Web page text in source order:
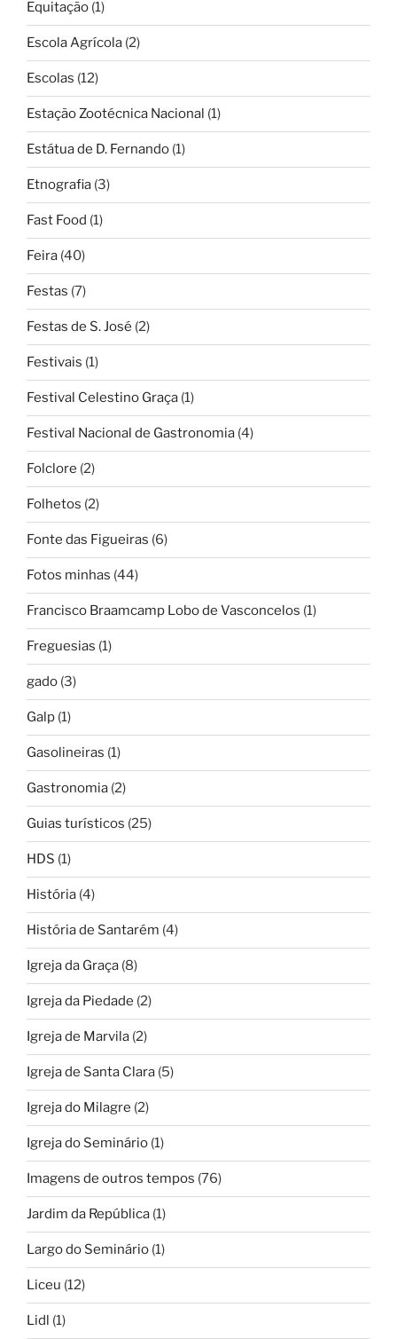
Equitação (1)
Escola Agrícola (2)
Escolas (12)
Estação Zootécnica Nacional (1)
Estátua de D. Fernando (1)
Etnografia (3)
Fast Food (1)
Feira (40)
Festas (7)
Festas de S. José (2)
Festivais (1)
Festival Celestino Graça (1)
Festival Nacional de Gastronomia (4)
Folclore (2)
Folhetos (2)
Fonte das Figueiras (6)
Fotos minhas (44)
Francisco Braamcamp Lobo de Vasconcelos (1)
Freguesias (1)
gado (3)
Galp (1)
Gasolineiras (1)
Gastronomia (2)
Guias turísticos (25)
HDS (1)
História (4)
História de Santarém (4)
Igreja da Graça (8)
Igreja da Piedade (2)
Igreja de Marvila (2)
Igreja de Santa Clara (5)
Igreja do Milagre (2)
Igreja do Seminário (1)
Imagens de outros tempos (76)
Jardim da República (1)
Largo do Seminário (1)
Liceu (12)
Lidl (1)